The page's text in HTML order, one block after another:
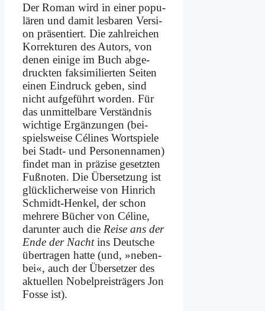
Der Ro­man wird in ei­ner po­pu­
lä­ren und da­mit les­ba­ren Ver­si­
on prä­sen­tiert. Die zahl­rei­chen
Kor­rek­tu­ren des Au­tors, von
de­nen ei­ni­ge im Buch ab­ge­
druck­ten fak­si­mi­lier­ten Sei­ten
ei­nen Ein­druck ge­ben, sind
nicht auf­ge­führt wor­den. Für
das un­mit­tel­ba­re Ver­ständ­nis
wich­ti­ge Er­gän­zun­gen (bei­
spiels­wei­se Cé­li­nes Wort­spie­le
bei Stadt- und Per­so­nen­na­men)
fin­det man in prä­zi­se ge­setz­ten
Fuß­no­ten. Die Über­set­zung ist
glück­li­cher­wei­se von Hin­rich
Schmidt-Hen­kel, der schon
meh­re­re Bü­cher von Cé­li­ne,
dar­un­ter auch die Rei­se ans der
En­de der Nachtins Deut­sche
über­tra­gen hat­te (und, »ne­ben­
bei«, auch der Über­set­zer des
ak­tu­el­len No­bel­preis­trä­gers Jon
Fos­se ist).